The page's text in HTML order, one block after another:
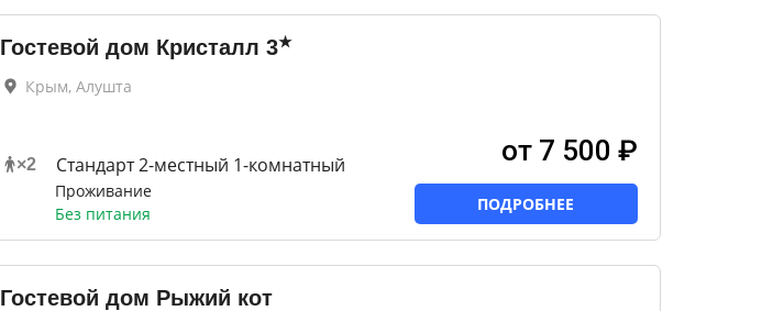
Гостевой дом Кристалл 3★
Крым, Алушта
×2 Стандарт 2-местный 1-комнатный
Проживание
Без питания
от 7 500 ₽
ПОДРОБНЕЕ
Гостевой дом Рыжий кот